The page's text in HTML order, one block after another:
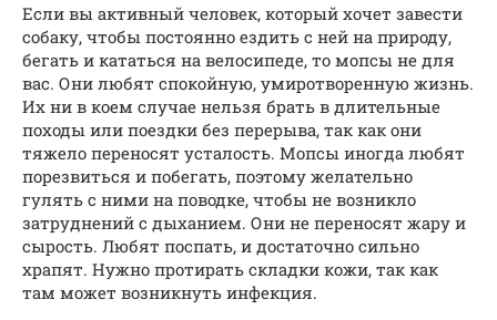
Если вы активный человек, который хочет завести
собаку, чтобы постоянно ездить с ней на природу,
бегать и кататься на велосипеде, то мопсы не для
вас. Они любят спокойную, умиротворенную жизнь.
Их ни в коем случае нельзя брать в длительные
походы или поездки без перерыва, так как они
тяжело переносят усталость. Мопсы иногда любят
порезвиться и побегать, поэтому желательно
гулять с ними на поводке, чтобы не возникло
затруднений с дыханием. Они не переносят жару и
сырость. Любят поспать, и достаточно сильно
храпят. Нужно протирать складки кожи, так как
там может возникнуть инфекция.